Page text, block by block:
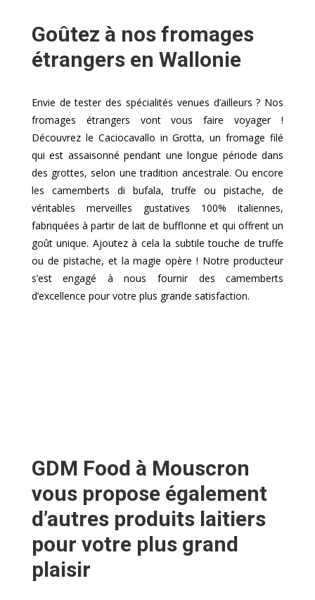
Goûtez à nos fromages
étrangers en Wallonie
Envie de tester des spécialités venues d’ailleurs ? Nos
fromages étrangers vont vous faire voyager !
Découvrez le Caciocavallo in Grotta, un fromage filé
qui est assaisonné pendant une longue période dans
des grottes, selon une tradition ancestrale. Ou encore
les camemberts di bufala, truffe ou pistache, de
véritables merveilles gustatives 100% italiennes,
fabriquées à partir de lait de bufflonne et qui offrent un
goût unique. Ajoutez à cela la subtile touche de truffe
ou de pistache, et la magie opère ! Notre producteur
s’est engagé à nous fournir des camemberts
d’excellence pour votre plus grande satisfaction.
GDM Food à Mouscron
vous propose également
d’autres produits laitiers
pour votre plus grand
plaisir